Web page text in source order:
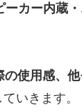
カー内蔵
の使用感、
ていきます